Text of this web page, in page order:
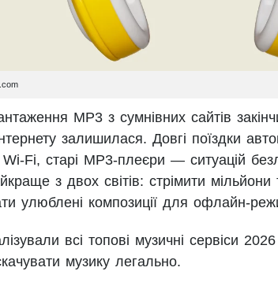
MP3 з сумнівних сайтів
залишилася. Довгі поїздки
Fi, старі MP3-плеєри — ситуацій
з двох світів: стрімити мільйони
улюблені композиції для офлайн-
всі топові музичні сервіси
музику легально.